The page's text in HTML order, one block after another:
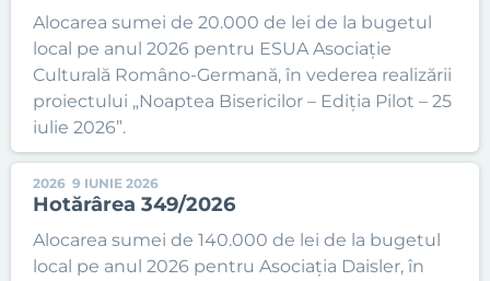
Alocarea sumei de 20.000 de lei de la bugetul
local pe anul 2026 pentru ESUA Asociație
Culturală Româno-Germană, în vederea realizării
proiectului „Noaptea Bisericilor – Ediția Pilot – 25
iulie 2026”.
2026 9 IUNIE 2026
Hotărârea 349/2026
Alocarea sumei de 140.000 de lei de la bugetul
local pe anul 2026 pentru Asociația Daisler, în